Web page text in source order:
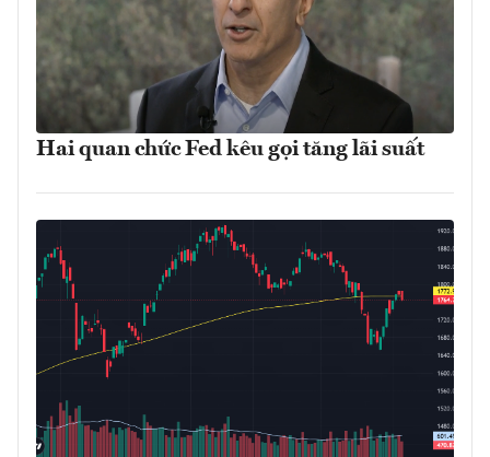
Hai quan chức Fed kêu gọi tăng lãi suất